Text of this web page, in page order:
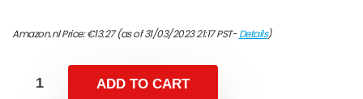
Amazon.nl Price:€13.27(as of 31/03/2023 21:17 PST-Details)
ADD TO CART